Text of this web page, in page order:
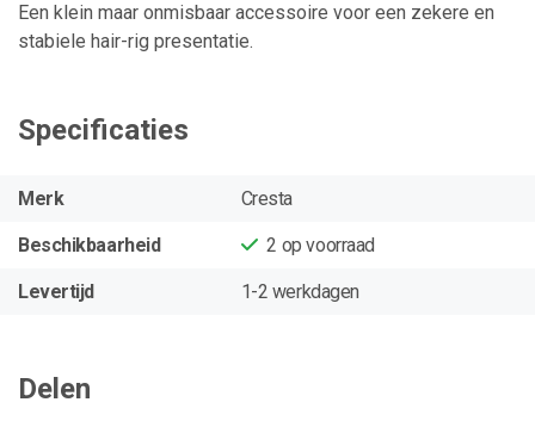
Een klein maar onmisbaar accessoire voor een zekere en
stabiele hair-rig presentatie.
Specificaties
Merk Cresta
Beschikbaarheid 2 op voorraad
Levertijd 1-2 werkdagen
Delen